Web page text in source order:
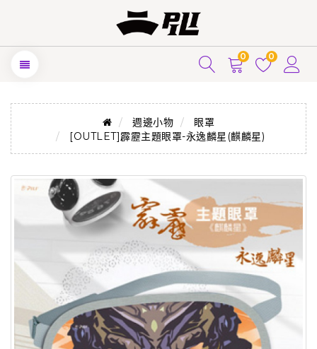
0 0
週邊小物
眼罩
[OUTLET]霹靂主題眼罩-永逸麟星(麒麟星)